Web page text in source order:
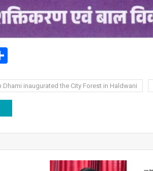
Dhami inaugurated the City Forest in Haldwani